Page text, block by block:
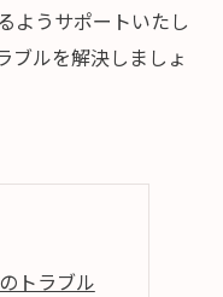
ようサポートいたし
ブルを解決しましょ
トラブル